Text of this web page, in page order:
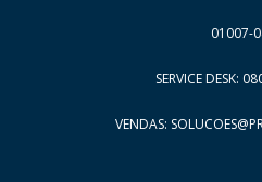
66
01007-
SERVICE DESK:
VENDAS: